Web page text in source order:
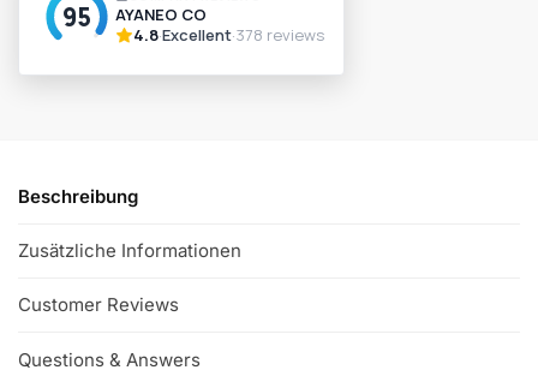
Beschreibung
Zusätzliche Informationen
Customer Reviews
Questions & Answers